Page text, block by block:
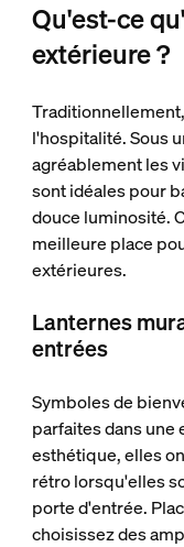
Qu'est-ce
extérieure ?
l'hospitalité. Sous
agréablement les
sont idéales pour
douce luminosité.
meilleure place
extérieures.
Lanternes
entrées
Symboles de
parfaites dans une
esthétique, elles
rétro lorsqu'elles
porte d'entrée.
choisissez des